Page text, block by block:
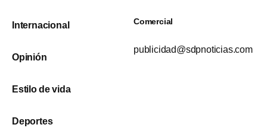
Internacional
Opinión
Estilo de vida
Deportes
Comercial
publicidad@sdpnoticias.com